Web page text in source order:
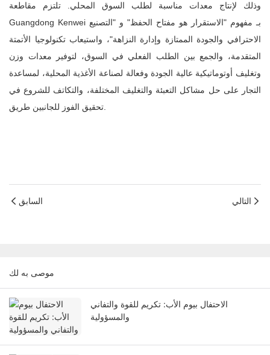
وذلك لإنتاج معدات مناسبة لطلب السوق المحلي. تلتزم مقاطعة
Guangdong Kenwei بـ مفهوم "الاستقرار هو مفتاح الحفظ" و "التصنيع
الاحترافي والجودة الممتازة وإدارة النزاهة"، واستيعاب تكنولوجيا الأتمتة
المتقدمة، والجمع بين الطلب الفعلي في السوق، لتوفير معدات وزن
وتغليف أوتوماتيكية عالية الجودة وفعالة لصناعة الأغذية المحلية، لمساعدة
التجار على حل مشاكل التعبئة والتغليف المختلفة، والتكاتف للشروع في
تحقيق الفوز للجانبين طريق.
السابق التالي
موصى به لك
الاحتفال بيوم الأب: تكريم للقوة والتفاني
والمسؤولية